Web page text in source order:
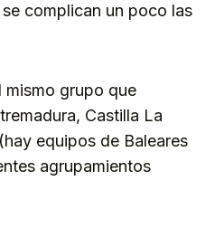
complican un poco las
mismo grupo que
Castilla La
equipos de Baleares
agrupamientos